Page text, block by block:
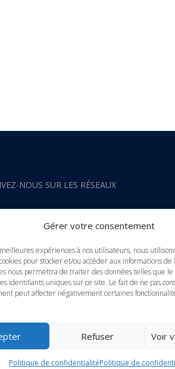
Gérer votre consentement
expériences à nos utilisateurs, nous
pour stocker et/ou accéder aux informations de
nous permettra de traiter des données telles que
identifiants uniques sur ce site. Le fait de ne pas
peut affecter négativement certaines
Refuser Voir
Politique de confidentialitéPolitique de
NOUS SUR LES RÉSEAUX